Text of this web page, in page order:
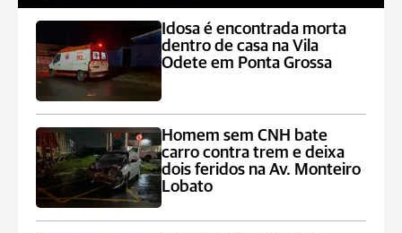
Idosa é encontrada morta
dentro de casa na Vila
Odete em Ponta Grossa
Homem sem CNH bate
carro contra trem e deixa
dois feridos na Av. Monteiro
Lobato